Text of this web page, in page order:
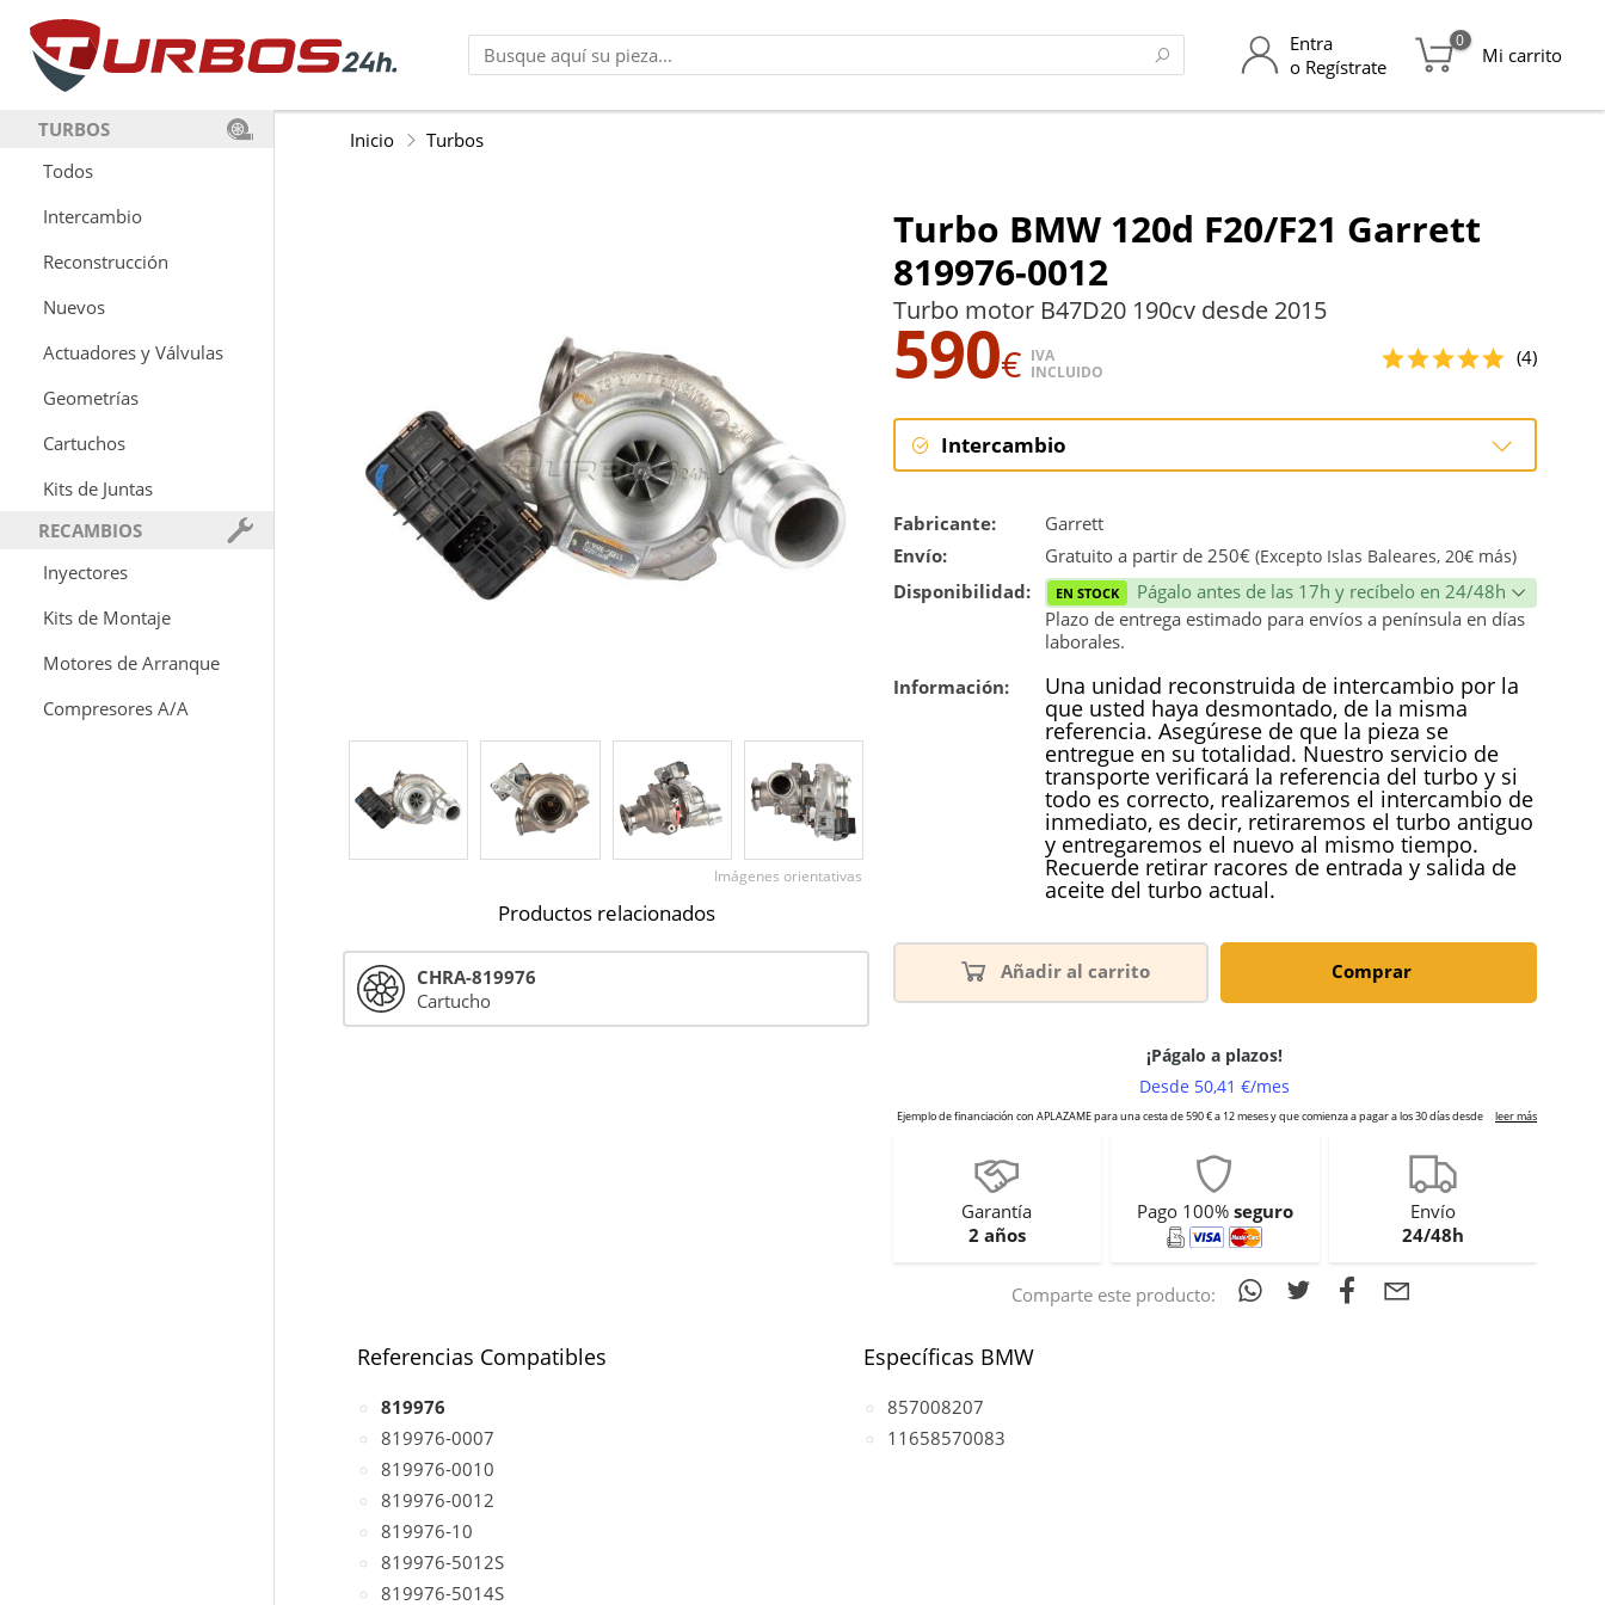
Entra
o Regístrate
0
Mi carrito
TURBOS
Todos
Intercambio
Reconstrucción
Nuevos
Actuadores y Válvulas
Geometrías
Cartuchos
Kits de Juntas
RECAMBIOS
Inyectores
Kits de Montaje
Motores de Arranque
Compresores A/A
Inicio Turbos
Turbo BMW 120d F20/F21 Garrett
819976-0012
Turbo motor B47D20 190cv desde 2015
590€ IVA
INCLUIDO
(4)
Intercambio
Reconstrucción
Fabricante:
Garrett
Envío:
Gratuito a partir de 250€ (Excepto Islas Baleares, 20€ más)
Disponibilidad: EN STOCK
Págalo antes de las 17h y recíbelo en 24/48h
Plazo de entrega estimado para envíos a península en días
laborales.
Información:
Una unidad reconstruida de intercambio por la
que usted haya desmontado, de la misma
referencia. Asegúrese de que la pieza se
entregue en su totalidad. Nuestro servicio de
transporte verificará la referencia del turbo y si
todo es correcto, realizaremos el intercambio de
inmediato, es decir, retiraremos el turbo antiguo
y entregaremos el nuevo al mismo tiempo.
Recuerde retirar racores de entrada y salida de
aceite del turbo actual.
Añadir al carrito Comprar
Garantía
2 años
Pago 100% seguro
Envío
24/48h
Comparte este producto:
Imágenes orientativas
Productos relacionados
CHRA-819976
Cartucho
Referencias Compatibles
819976
819976-0007
819976-0010
819976-0012
819976-10
819976-5012S
819976-5014S
Específicas BMW
857008207
11658570083